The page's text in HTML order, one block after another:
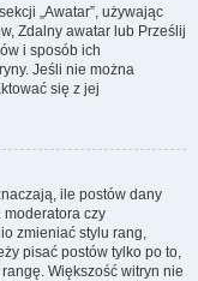
„Awatar”, używając
Zdalny awatar lub Prześlij
i sposób ich
Jeśli nie można
się z jej
ile postów dany
moderatora czy
zmieniać stylu rang,
pisać postów tylko po to,
Większość witryn nie